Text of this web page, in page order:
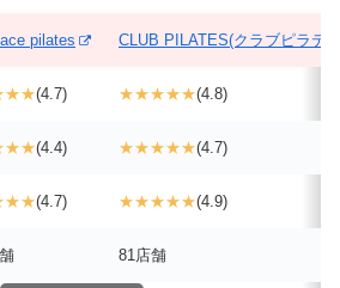
pilates CLUB PILATES(クラブピラテ
(4.7) ★★★★★(4.8)
(4.4) ★★★★★(4.7)
(4.7) ★★★★★(4.9)
81店舗